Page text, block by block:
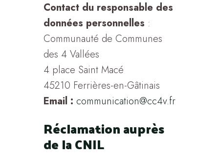
Contact du responsable des
données personnelles :
Communauté de Communes
des 4 Vallées
4 place Saint Macé
45210 Ferrières-en-Gâtinais
Email : communication@cc4v.fr
Réclamation auprès
de la CNIL